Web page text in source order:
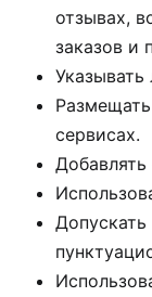
отзывах,
заказов и
сервисах.